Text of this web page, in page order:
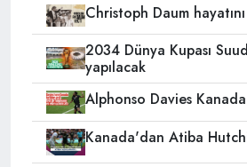
Christoph Daum
2034 Dünya Kupası
yapılacak
Alphonso Davies
Kanada'dan Atiba